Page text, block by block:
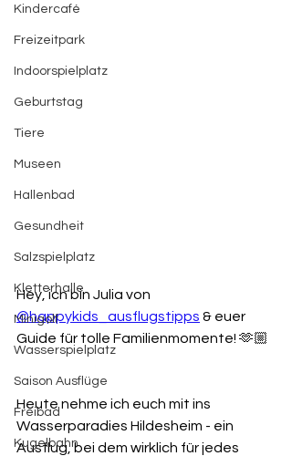
Kindercafé
Freizeitpark
Indoorspielplatz
Geburtstag
Tiere
Museen
Hallenbad
Gesundheit
Salzspielplatz
Kletterhalle
Minigolf
Wasserspielplatz
Saison Ausflüge
Freibad
Kugelbahn
Hey, ich bin Julia von
@happykids_ausflugstipps & euer
Guide für tolle Familienmomente! 🫶🏼
Heute nehme ich euch mit ins
Wasserparadies Hildesheim - ein
Ausflug, bei dem wirklich für jedes